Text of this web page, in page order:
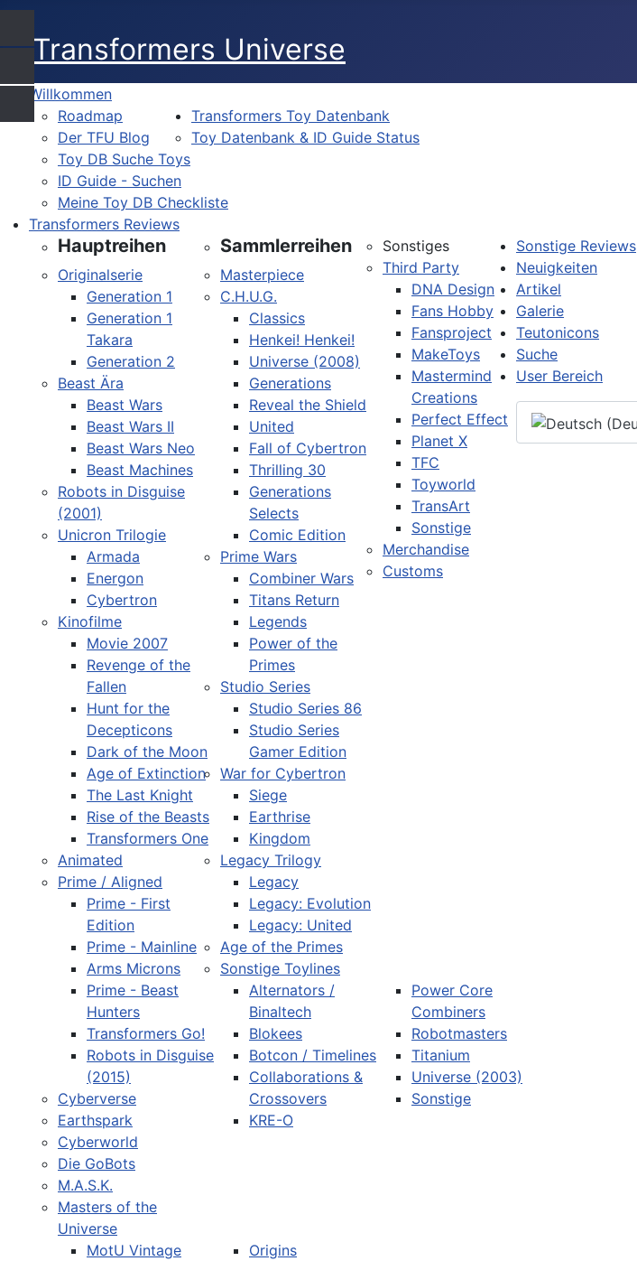
Willkommen
Roadmap
Der TFU Blog
Transformers Toy Datenbank
Toy Datenbank & ID Guide Status
Toy DB Suche Toys
ID Guide - Suchen
Meine Toy DB Checkliste
Transformers Reviews
Hauptreihen
Originalserie
Generation 1
Generation 1
Takara
Generation 2
Beast Ära
Beast Wars
Beast Wars II
Beast Wars Neo
Beast Machines
Robots in Disguise
(2001)
Unicron Trilogie
Armada
Energon
Cybertron
Kinofilme
Movie 2007
Revenge of the
Fallen
Hunt for the
Decepticons
Dark of the Moon
Age of Extinction
The Last Knight
Rise of the Beasts
Transformers One
Animated
Prime / Aligned
Prime - First
Edition
Prime - Mainline
Arms Microns
Prime - Beast
Hunters
Transformers Go!
Robots in Disguise
(2015)
Cyberverse
Earthspark
Cyberworld
Sammlerreihen
Masterpiece
C.H.U.G.
Classics
Henkei! Henkei!
Universe (2008)
Generations
Reveal the Shield
United
Fall of Cybertron
Thrilling 30
Generations
Selects
Comic Edition
Prime Wars
Combiner Wars
Titans Return
Legends
Power of the
Primes
Studio Series
Studio Series 86
Studio Series
Gamer Edition
War for Cybertron
Siege
Earthrise
Kingdom
Legacy Trilogy
Legacy
Legacy: Evolution
Legacy: United
Age of the Primes
Sonstige Toylines
Alternators /
Binaltech
Blokees
Botcon / Timelines
Collaborations &
Crossovers
KRE-O
Power Core
Combiners
Robotmasters
Titanium
Universe (2003)
Sonstige
Sonstiges
Third Party
DNA Design
Fans Hobby
Fansproject
MakeToys
Mastermind
Creations
Perfect Effect
Planet X
TFC
Toyworld
TransArt
Sonstige
Merchandise
Customs
Sonstige Reviews
Die GoBots
M.A.S.K.
Masters of the
Universe
MotU Vintage
Origins
Neuigkeiten
Artikel
Galerie
Teutonicons
Suche
User Bereich
Sprache auswählen